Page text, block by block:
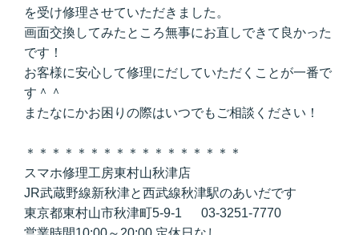
を受け修理させていただきました。
画面交換してみたところ無事にお直しできて良かった
です！
お客様に安心して修理にだしていただくことが一番で
す＾＾
またなにかお困りの際はいつでもご相談ください！
＊＊＊＊＊＊＊＊＊＊＊＊＊＊＊＊＊
スマホ修理工房東村山秋津店
JR武蔵野線新秋津と西武線秋津駅のあいだです
東京都東村山市秋津町5-9-1 03-3251-7770